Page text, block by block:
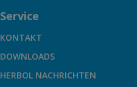
Service
KONTAKT
DOWNLOADS
HERBOL NACHRICHTEN